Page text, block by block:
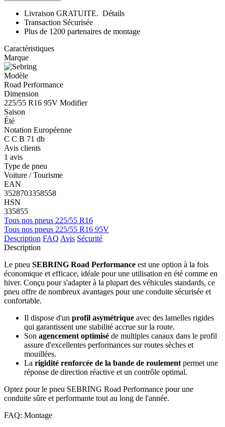
Livraison GRATUITE. Détails
Transaction Sécurisée
Plus de 1200 partenaires de montage
Caractéristiques
Marque
Modèle
Road Performance
Dimension
225/55 R16 95V Modifier
Saison
Été
Notation Européenne
C C B 71 db
Avis clients
1 avis
Type de pneu
Voiture / Tourisme
EAN
3528703358558
HSN
335855
Tous nos pneus 225/55 R16
Tous nos pneus 225/55 R16 95V
Description FAQ Avis Sécurité
Description
Le pneu SEBRING Road Performance est une option à la fois
économique et efficace, idéale pour une utilisation en été comme en
hiver. Conçu pour s'adapter à la plupart des véhicules standards, ce
pneu offre de nombreux avantages pour une conduite sécurisée et
confortable.
Il dispose d'un profil asymétrique avec des lamelles rigides
qui garantissent une stabilité accrue sur la route.
Son agencement optimisé de multiples canaux dans le profil
assure d'excellentes performances sur routes sèches et
mouillées.
La rigidité renforcée de la bande de roulement permet une
réponse de direction réactive et un contrôle optimal.
Optez pour le pneu SEBRING Road Performance pour une
conduite sûre et performante tout au long de l'année.
FAQ: Montage